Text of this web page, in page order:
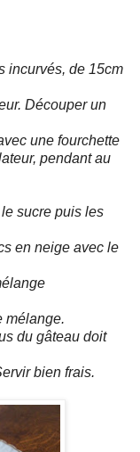
incurvés, de 15cm
Découper un
une fourchette
pendant au
sucre puis les
en neige avec le
mélange.
du gâteau doit
bien frais.